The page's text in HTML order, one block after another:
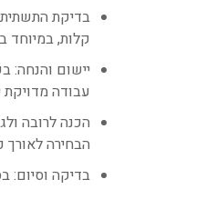
בדיקת
קלות, במיוחד
יישום והנחה:
עבודה מדויקת
הכנה לרובה
הבחירה לאורך
בדיקה וסיום: